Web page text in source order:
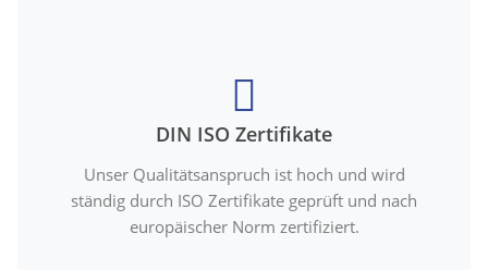
DIN ISO Zertifikate
Unser Qualitätsanspruch ist hoch und wird
ständig durch ISO Zertifikate geprüft und nach
europäischer Norm zertifiziert.